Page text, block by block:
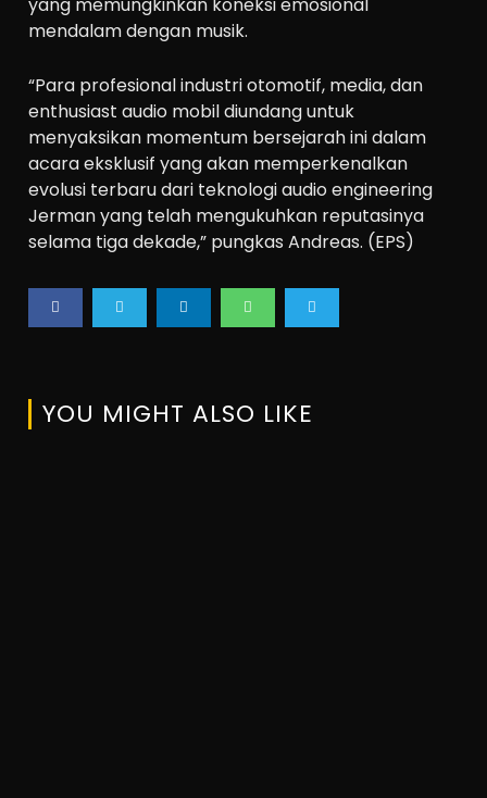
yang memungkinkan koneksi emosional
mendalam dengan musik.
“Para profesional industri otomotif, media, dan
enthusiast audio mobil diundang untuk
menyaksikan momentum bersejarah ini dalam
acara eksklusif yang akan memperkenalkan
evolusi terbaru dari teknologi audio engineering
Jerman yang telah mengukuhkan reputasinya
selama tiga dekade,” pungkas Andreas. (EPS)
YOU MIGHT ALSO LIKE